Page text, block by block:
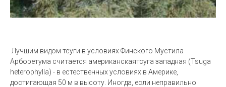
Лучшим видом тсуги в условиях Финского Мустила
Арборетума считается американскаятсуга западная (Tsuga
heterophylla) - в естественных условиях в Америке,
достигающая 50 м в высоту. Иногда, если неправильно